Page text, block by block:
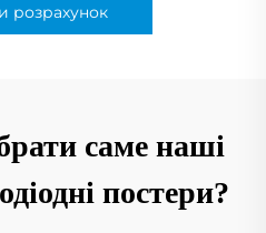
розрахунок
саме наші
постери?